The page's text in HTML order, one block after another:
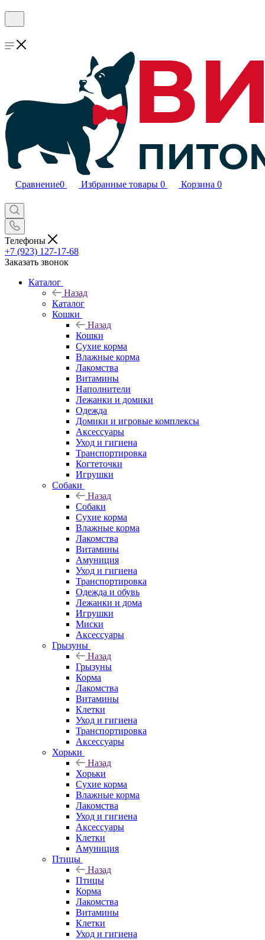
Сравнение0 Избранные товары 0 Корзина 0
Телефоны
+7 (923) 127-17-68
Заказать звонок
Каталог
Назад
Каталог
Кошки
Назад
Кошки
Сухие корма
Влажные корма
Лакомства
Витамины
Наполнители
Лежанки и домики
Одежда
Домики и игровые комплексы
Аксессуары
Уход и гигиена
Транспортировка
Когтеточки
Игрушки
Собаки
Назад
Собаки
Сухие корма
Влажные корма
Лакомства
Витамины
Амуниция
Уход и гигиена
Транспортировка
Одежда и обувь
Лежанки и дома
Игрушки
Миски
Аксессуары
Грызуны
Назад
Грызуны
Корма
Лакомства
Витамины
Клетки
Уход и гигиена
Транспортировка
Аксессуары
Хорьки
Назад
Хорьки
Сухие корма
Влажные корма
Лакомства
Уход и гигиена
Аксессуары
Клетки
Амуниция
Птицы
Назад
Птицы
Корма
Лакомства
Витамины
Клетки
Уход и гигиена